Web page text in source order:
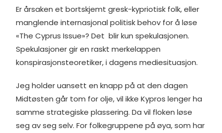
Er årsaken et bortskjemt gresk-kypriotisk folk, eller
manglende internasjonal politisk behov for å løse
«The Cyprus Issue»? Det blir kun spekulasjonen.
Spekulasjoner gir en raskt merkelappen
konspirasjonsteoretiker, i dagens mediesituasjon.
Jeg holder uansett en knapp på at den dagen
Midtøsten går tom for olje, vil ikke Kypros lenger ha
samme strategiske plassering. Da vil floken løse
seg av seg selv. For folkegruppene på øya, som har